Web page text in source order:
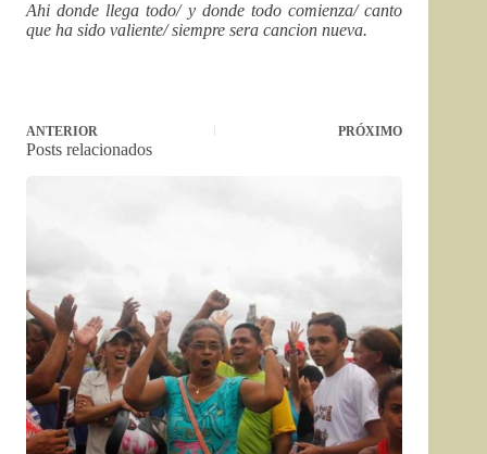
Ahi donde llega todo/ y donde todo comienza/ canto
que ha sido valiente/ siempre sera cancion nueva.
ANTERIOR PRÓXIMO
Posts relacionados